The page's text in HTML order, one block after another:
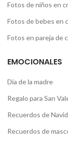
Fotos de niños en
Fotos de bebes en
Fotos en pareja de
EMOCIONALES
Dia de la madre
Regalo para San
Recuerdos de
Recuerdos de